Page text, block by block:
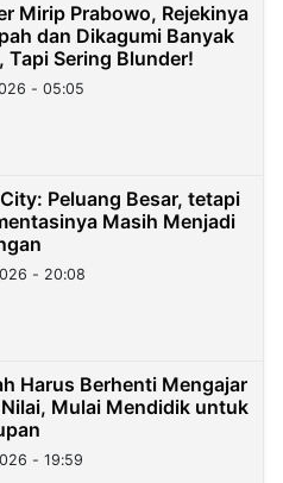
Mirip Prabowo, Rejekinya
dan Dikagumi Banyak
Tapi Sering Blunder!
- 05:05
Peluang Besar, tetapi
Masih Menjadi
- 20:08
Harus Berhenti Mengajar
Mulai Mendidik untuk
- 19:59